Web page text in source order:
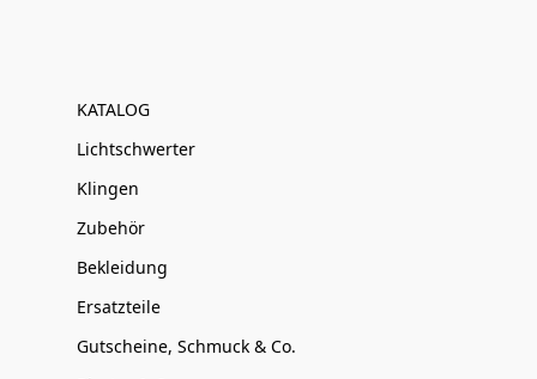
KATALOG
Lichtschwerter
Klingen
Zubehör
Bekleidung
Ersatzteile
Gutscheine, Schmuck & Co.